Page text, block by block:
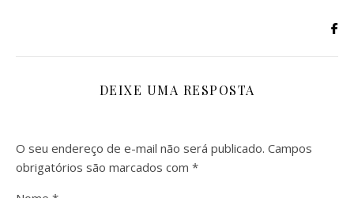
DEIXE UMA RESPOSTA
O seu endereço de e-mail não será publicado. Campos
obrigatórios são marcados com *